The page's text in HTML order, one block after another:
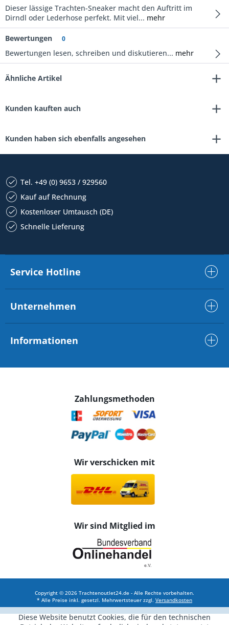
Dieser lässige Trachten-Sneaker macht den Auftritt im
Dirndl oder Lederhose perfekt. Mit viel... mehr
Bewertungen 0
Bewertungen lesen, schreiben und diskutieren... mehr
Ähnliche Artikel
Kunden kauften auch
Kunden haben sich ebenfalls angesehen
Tel. +49 (0) 9653 / 929560
Kauf auf Rechnung
Kostenloser Umtausch (DE)
Schnelle Lieferung
Service Hotline
Unternehmen
Informationen
Zahlungsmethoden
Wir verschicken mit
Wir sind Mitglied im
Copyright © 2026 Trachtenoutlet24.de - Alle Rechte vorbehalten.
* Alle Preise inkl. gesetzl. Mehrwertsteuer zzgl. Versandkosten
Diese Website benutzt Cookies, die für den technischen